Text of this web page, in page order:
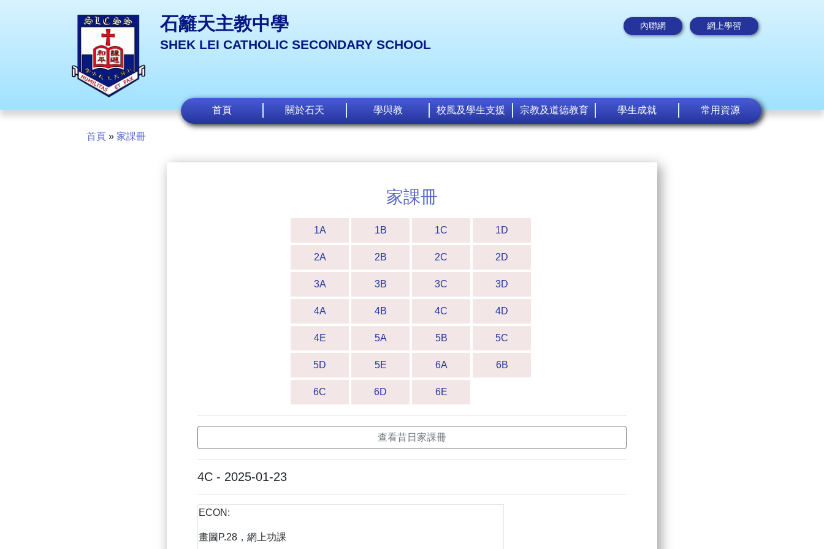
石籬天主教中學
SHEK LEI CATHOLIC SECONDARY SCHOOL
內聯網 網上學習
首頁 關於石天 學與教 校風及學生支援 宗教及道德教育 學生成就 常用資源
首頁 » 家課冊
家課冊
1A 1B 1C 1D
2A 2B 2C 2D
3A 3B 3C 3D
4A 4B 4C 4D
4E 5A 5B 5C
5D 5E 6A 6B
6C 6D 6E
查看昔日家課冊
4C - 2025-01-23
ECON:
畫圖P.28，網上功課